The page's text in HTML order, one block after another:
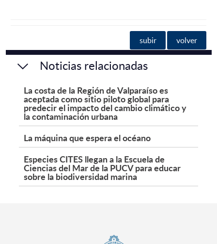
subir volver
Noticias relacionadas
La costa de la Región de Valparaíso es
aceptada como sitio piloto global para
predecir el impacto del cambio climático y
la contaminación urbana
La máquina que espera el océano
Especies CITES llegan a la Escuela de
Ciencias del Mar de la PUCV para educar
sobre la biodiversidad marina